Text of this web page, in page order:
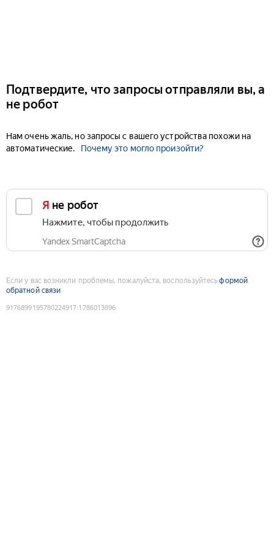
Подтвердите, что запросы отправляли вы, а
не робот
Нам очень жаль, но запросы с вашего устройства похожи на
автоматические.
Почему это могло произойти?
Я не робот
Нажмите, чтобы продолжить
Yandex SmartCaptcha
Если у вас возникли проблемы, пожалуйста, воспользуйтесьформой
обратной связи
9176899195780224917:1786013896